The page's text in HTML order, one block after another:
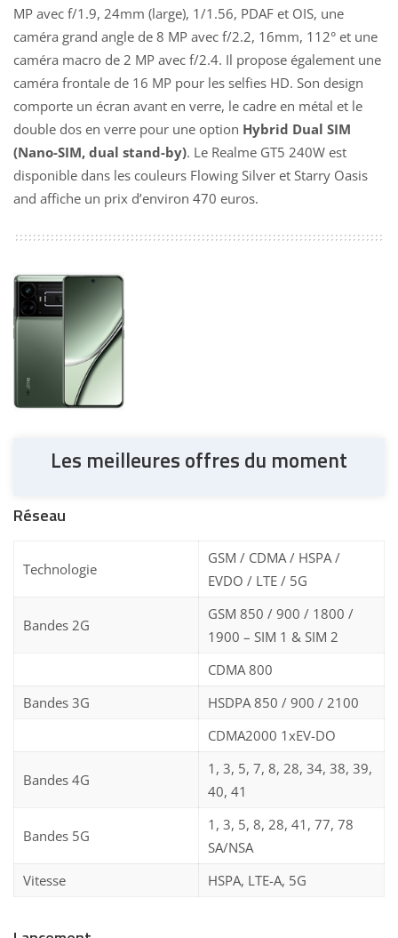
MP avec f/1.9, 24mm (large), 1/1.56, PDAF et OIS, une
caméra grand angle de 8 MP avec f/2.2, 16mm, 112° et une
caméra macro de 2 MP avec f/2.4. Il propose également une
caméra frontale de 16 MP pour les selfies HD. Son design
comporte un écran avant en verre, le cadre en métal et le
double dos en verre pour une option Hybrid Dual SIM
(Nano-SIM, dual stand-by). Le Realme GT5 240W est
disponible dans les couleurs Flowing Silver et Starry Oasis
and affiche un prix d’environ 470 euros.
Les meilleures offres du moment
Réseau
Technologie
GSM / CDMA / HSPA /
EVDO / LTE / 5G
Bandes 2G
GSM 850 / 900 / 1800 /
1900 – SIM 1 & SIM 2
CDMA 800
Bandes 3G
HSDPA 850 / 900 / 2100
CDMA2000 1xEV-DO
Bandes 4G
1, 3, 5, 7, 8, 28, 34, 38, 39,
40, 41
Bandes 5G
1, 3, 5, 8, 28, 41, 77, 78
SA/NSA
Vitesse
HSPA, LTE-A, 5G